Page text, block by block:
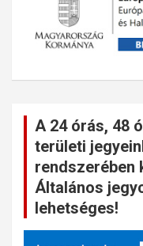
A 24 órás, 48
területi
rendszerében
Általános
lehetséges!